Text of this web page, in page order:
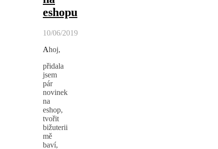
eshopu
10/06/2019
Ahoj,
přidala
jsem
pár
novinek
na
eshop,
tvořit
bižuterii
mě
baví,